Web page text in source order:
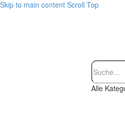
Skip to main content Scroll Top
Alle